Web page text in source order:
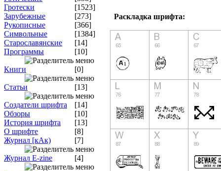
Гротески
[1523]
Зарубежные
[273]
Рукописные
[366]
Символьные
[1384]
Старославянские
[14]
Программы
[10]
Книги [0]
Статьи [13]
Создатели шрифта
[14]
Обзоры
[10]
История шрифта
[13]
О шрифте
[8]
Журнал [кАк)
[7]
Журнал E-zine [4]
Раскладка шрифта: